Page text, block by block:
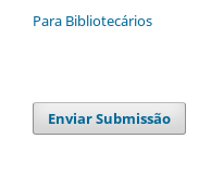
Para Bibliotecários
Enviar Submissão